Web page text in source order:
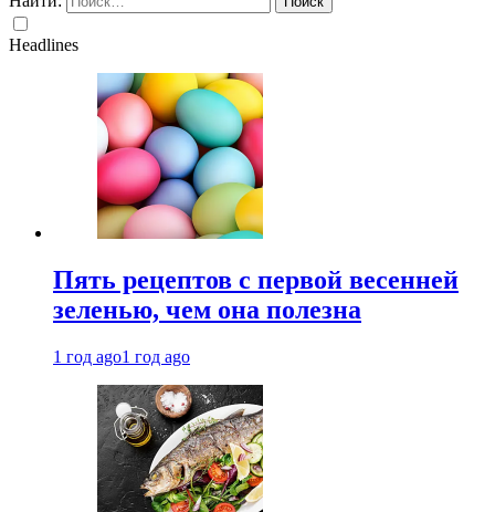
Headlines
Пять рецептов с первой весенней
зеленью, чем она полезна
1 год ago1 год ago